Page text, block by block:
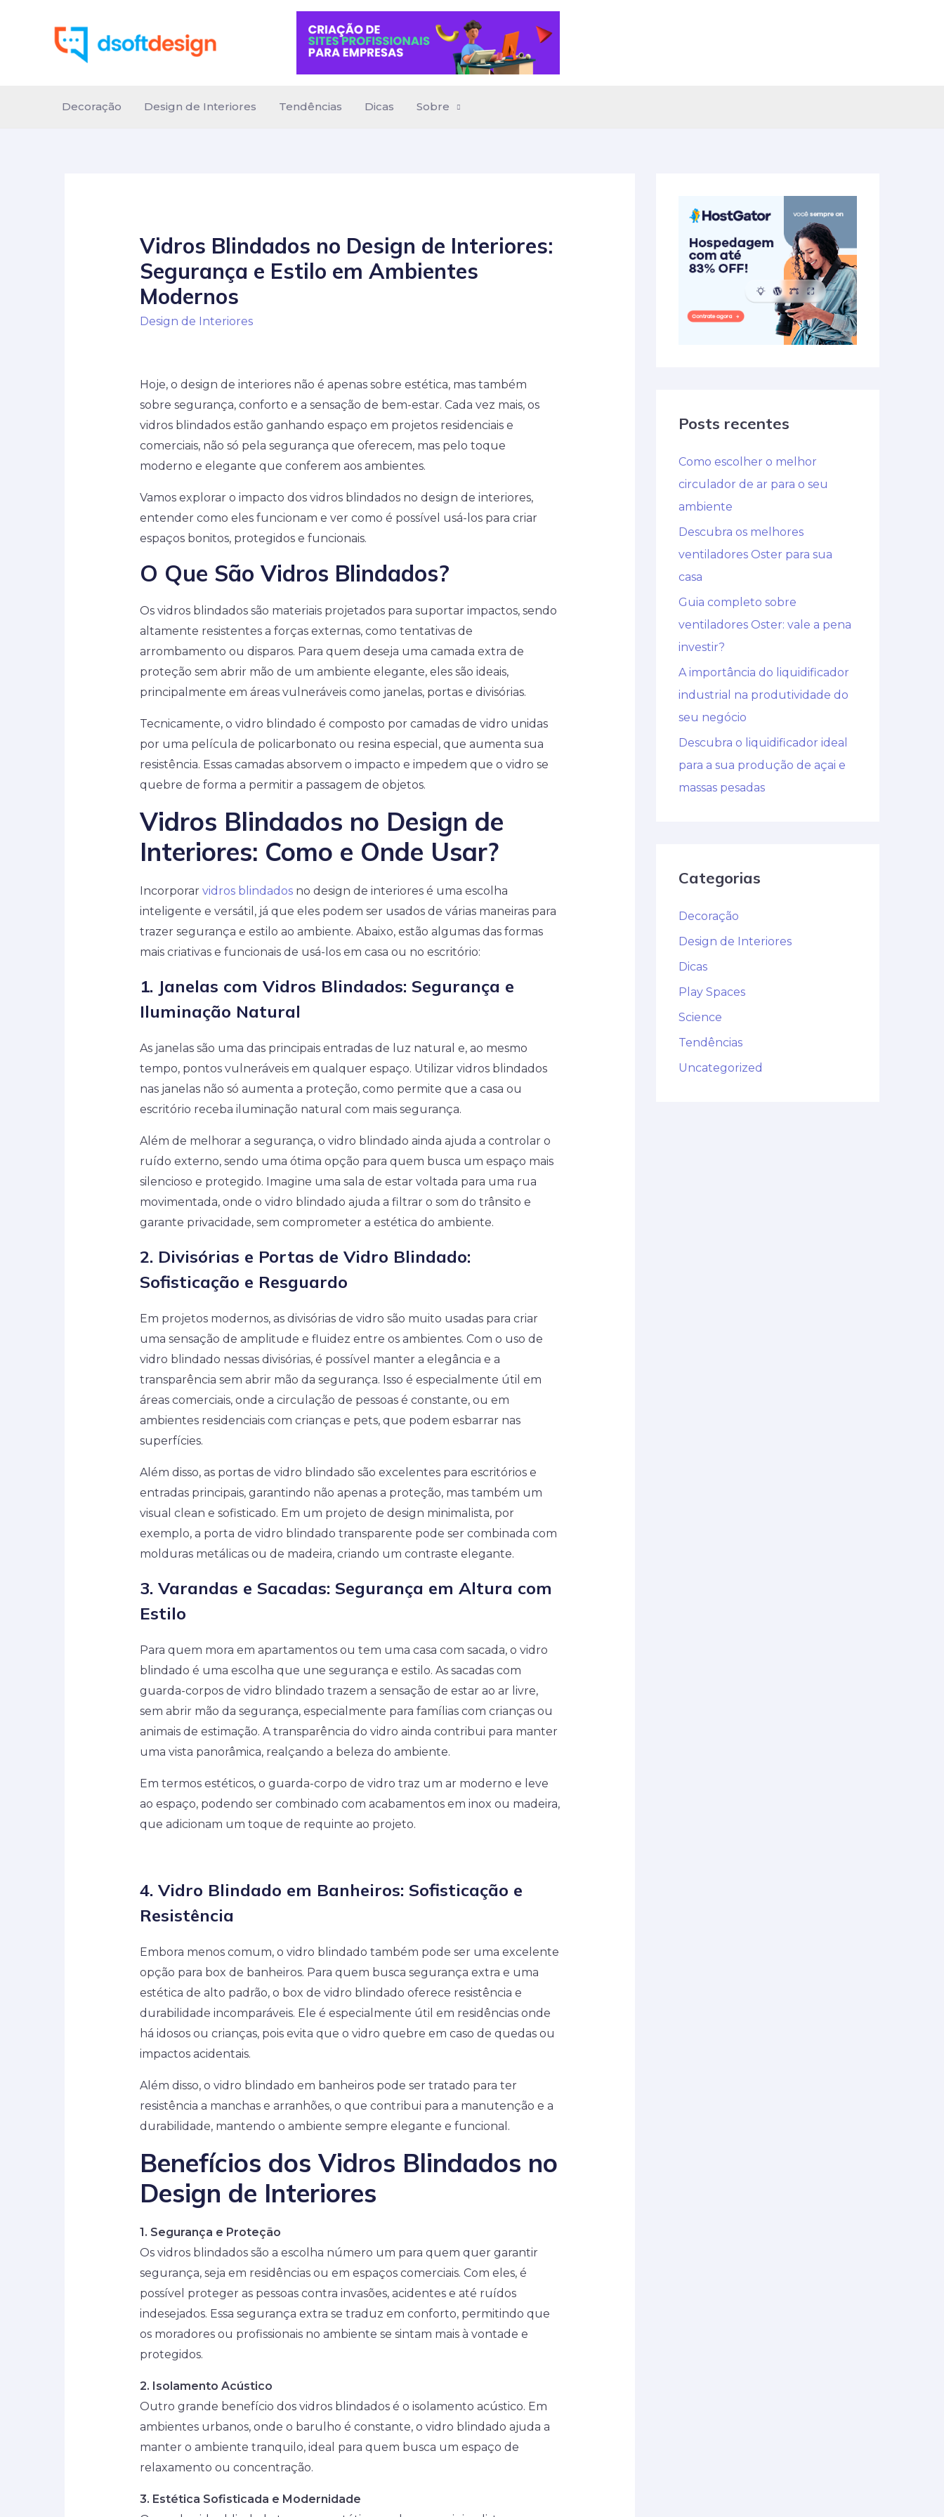
Decoração Design de Interiores Tendências Dicas Sobre
Vidros Blindados no Design de Interiores:
Segurança e Estilo em Ambientes
Modernos
Design de Interiores
Hoje, o design de interiores não é apenas sobre estética, mas também
sobre segurança, conforto e a sensação de bem-estar. Cada vez mais, os
vidros blindados estão ganhando espaço em projetos residenciais e
comerciais, não só pela segurança que oferecem, mas pelo toque
moderno e elegante que conferem aos ambientes.
Vamos explorar o impacto dos vidros blindados no design de interiores,
entender como eles funcionam e ver como é possível usá-los para criar
espaços bonitos, protegidos e funcionais.
O Que São Vidros Blindados?
Os vidros blindados são materiais projetados para suportar impactos, sendo
altamente resistentes a forças externas, como tentativas de
arrombamento ou disparos. Para quem deseja uma camada extra de
proteção sem abrir mão de um ambiente elegante, eles são ideais,
principalmente em áreas vulneráveis como janelas, portas e divisórias.
Tecnicamente, o vidro blindado é composto por camadas de vidro unidas
por uma película de policarbonato ou resina especial, que aumenta sua
resistência. Essas camadas absorvem o impacto e impedem que o vidro se
quebre de forma a permitir a passagem de objetos.
Vidros Blindados no Design de
Interiores: Como e Onde Usar?
Incorporar vidros blindadosno design de interiores é uma escolha
inteligente e versátil, já que eles podem ser usados de várias maneiras para
trazer segurança e estilo ao ambiente. Abaixo, estão algumas das formas
mais criativas e funcionais de usá-los em casa ou no escritório:
1. Janelas com Vidros Blindados: Segurança e
Iluminação Natural
As janelas são uma das principais entradas de luz natural e, ao mesmo
tempo, pontos vulneráveis em qualquer espaço. Utilizar vidros blindados
nas janelas não só aumenta a proteção, como permite que a casa ou
escritório receba iluminação natural com mais segurança.
Além de melhorar a segurança, o vidro blindado ainda ajuda a controlar o
ruído externo, sendo uma ótima opção para quem busca um espaço mais
silencioso e protegido. Imagine uma sala de estar voltada para uma rua
movimentada, onde o vidro blindado ajuda a filtrar o som do trânsito e
garante privacidade, sem comprometer a estética do ambiente.
2. Divisórias e Portas de Vidro Blindado:
Sofisticação e Resguardo
Em projetos modernos, as divisórias de vidro são muito usadas para criar
uma sensação de amplitude e fluidez entre os ambientes. Com o uso de
vidro blindado nessas divisórias, é possível manter a elegância e a
transparência sem abrir mão da segurança. Isso é especialmente útil em
áreas comerciais, onde a circulação de pessoas é constante, ou em
ambientes residenciais com crianças e pets, que podem esbarrar nas
superfícies.
Além disso, as portas de vidro blindado são excelentes para escritórios e
entradas principais, garantindo não apenas a proteção, mas também um
visual clean e sofisticado. Em um projeto de design minimalista, por
exemplo, a porta de vidro blindado transparente pode ser combinada com
molduras metálicas ou de madeira, criando um contraste elegante.
3. Varandas e Sacadas: Segurança em Altura com
Estilo
Para quem mora em apartamentos ou tem uma casa com sacada, o vidro
blindado é uma escolha que une segurança e estilo. As sacadas com
guarda-corpos de vidro blindado trazem a sensação de estar ao ar livre,
sem abrir mão da segurança, especialmente para famílias com crianças ou
animais de estimação. A transparência do vidro ainda contribui para manter
uma vista panorâmica, realçando a beleza do ambiente.
Em termos estéticos, o guarda-corpo de vidro traz um ar moderno e leve
ao espaço, podendo ser combinado com acabamentos em inox ou madeira,
que adicionam um toque de requinte ao projeto.
4. Vidro Blindado em Banheiros: Sofisticação e
Resistência
Embora menos comum, o vidro blindado também pode ser uma excelente
opção para box de banheiros. Para quem busca segurança extra e uma
estética de alto padrão, o box de vidro blindado oferece resistência e
durabilidade incomparáveis. Ele é especialmente útil em residências onde
há idosos ou crianças, pois evita que o vidro quebre em caso de quedas ou
impactos acidentais.
Além disso, o vidro blindado em banheiros pode ser tratado para ter
resistência a manchas e arranhões, o que contribui para a manutenção e a
durabilidade, mantendo o ambiente sempre elegante e funcional.
Benefícios dos Vidros Blindados no
Design de Interiores
1. Segurança e Proteção
Os vidros blindados são a escolha número um para quem quer garantir
segurança, seja em residências ou em espaços comerciais. Com eles, é
possível proteger as pessoas contra invasões, acidentes e até ruídos
indesejados. Essa segurança extra se traduz em conforto, permitindo que
os moradores ou profissionais no ambiente se sintam mais à vontade e
protegidos.
2. Isolamento Acústico
Outro grande benefício dos vidros blindados é o isolamento acústico. Em
ambientes urbanos, onde o barulho é constante, o vidro blindado ajuda a
manter o ambiente tranquilo, ideal para quem busca um espaço de
relaxamento ou concentração.
3. Estética Sofisticada e Modernidade
Posts recentes
Como escolher o melhor
circulador de ar para o seu
ambiente
Descubra os melhores
ventiladores Oster para sua
casa
Guia completo sobre
ventiladores Oster: vale a pena
investir?
A importância do liquidificador
industrial na produtividade do
seu negócio
Descubra o liquidificador ideal
para a sua produção de açai e
massas pesadas
Categorias
Decoração
Design de Interiores
Dicas
Play Spaces
Science
Tendências
Uncategorized